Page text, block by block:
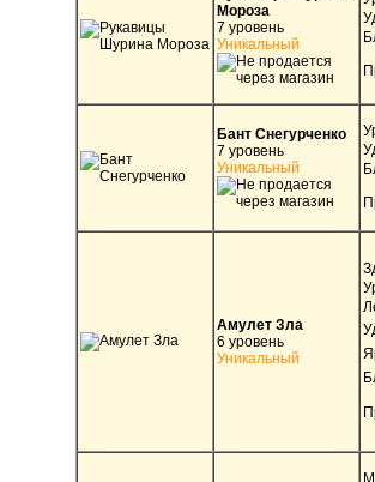
Мороза
7 уровень
Уникальный
Бант Снегурченко
7 уровень
Уникальный
Амулет Зла
6 уровень
Уникальный